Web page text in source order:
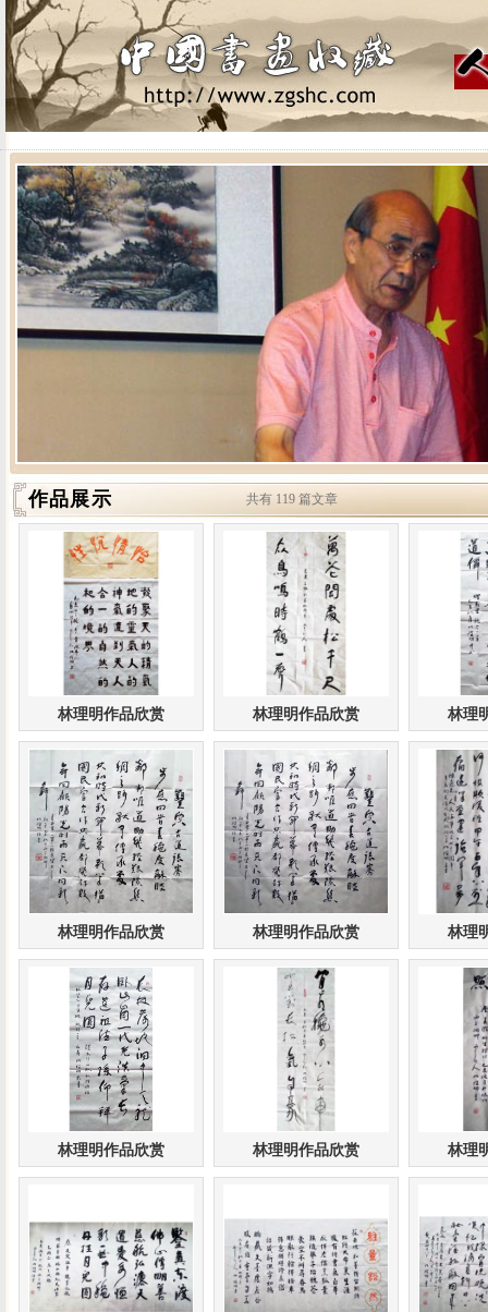
作品展示 共有 119 篇文章
林理明作品欣赏 林理明作品欣赏 林理
林理明作品欣赏 林理明作品欣赏 林理
林理明作品欣赏 林理明作品欣赏 林理